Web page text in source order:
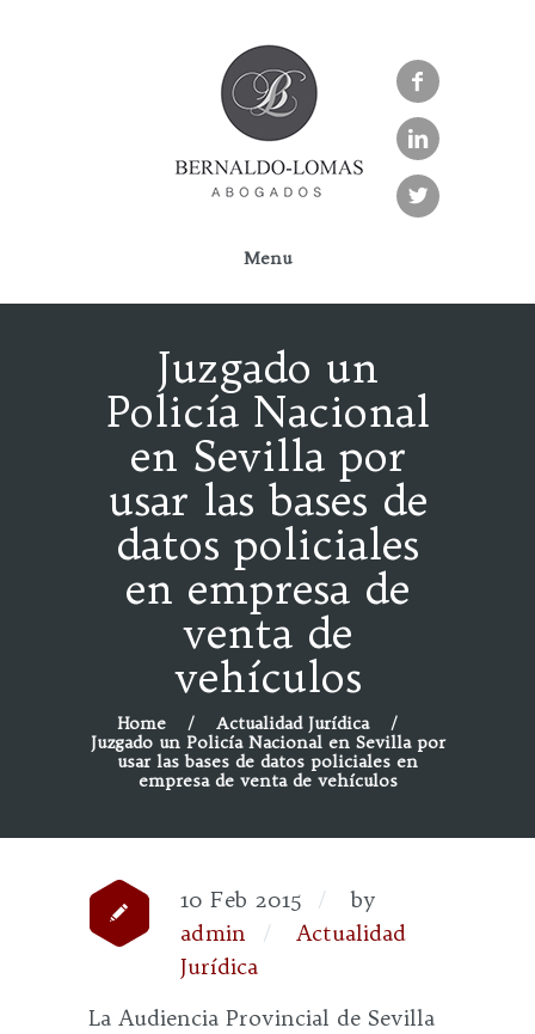



Menu
Juzgado un
Policía Nacional
en Sevilla por
usar las bases de
datos policiales
en empresa de
venta de
vehículos
Home
Actualidad Jurídica
Juzgado un Policía Nacional en Sevilla por
usar las bases de datos policiales en
empresa de venta de vehículos
10 Feb 2015
by
admin
Actualidad
Jurídica
La Audiencia Provincial de Sevilla